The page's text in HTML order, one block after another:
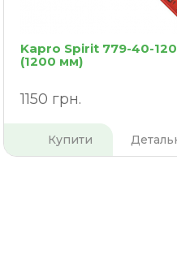
Kapro Spirit 779-40-120
(1200 мм)
1150 грн.
Купити